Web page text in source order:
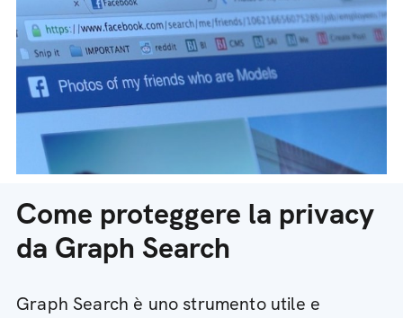
Come proteggere la privacy
da Graph Search
Graph Search è uno strumento utile e